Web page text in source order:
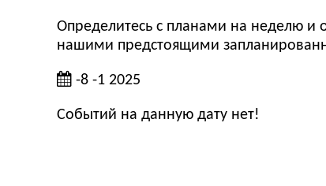
Определитесь с планами на неделю и
нашими предстоящими
-8 -1 2025
Событий на данную дату нет!